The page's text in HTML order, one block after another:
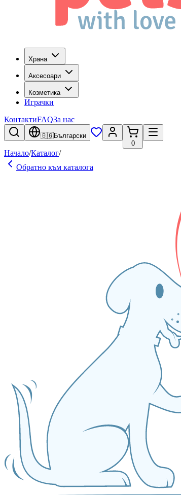
Храна
Аксесоари
Козметика
Играчки
КонтактиFAQЗа нас
🇧🇬Български
0
Начало/Каталог/
Обратно към каталога